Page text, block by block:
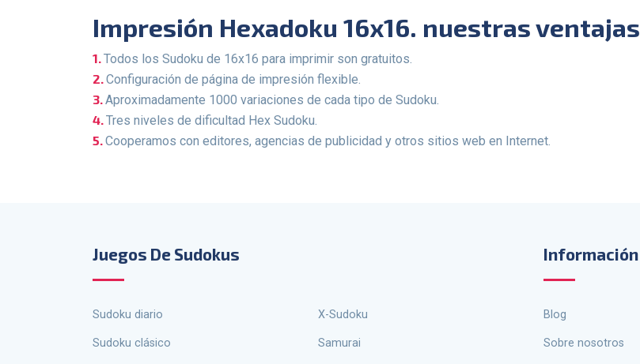
Impresión Hexadoku 16x16. nuestras ventajas
Todos los Sudoku de 16x16 para imprimir son gratuitos.
Configuración de página de impresión flexible.
Aproximadamente 1000 variaciones de cada tipo de Sudoku.
Tres niveles de dificultad Hex Sudoku.
Cooperamos con editores, agencias de publicidad y otros sitios web en Internet.
Juegos De Sudokus
Sudoku diario
Sudoku clásico
X-Sudoku
Samurai
Información
Blog
Sobre nosotros